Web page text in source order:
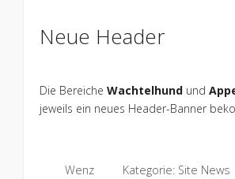
Neue Header
Die Bereiche Wachtelhundund
jeweils ein neues Header-Banner
Wenz Kategorie: Site News